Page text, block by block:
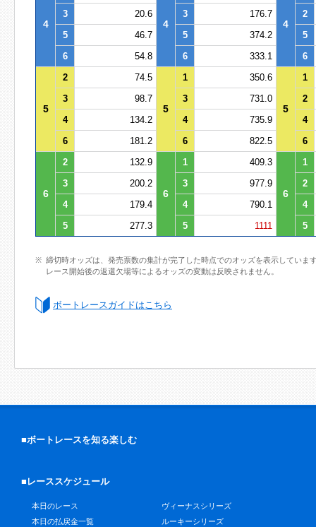
4 4 4
3
20.6 3 176.7
2
5
46.7 5 374.2
5
6
54.8 6 333.1 6
5
2 74.5
5
1 350.6
5
1
3
98.7 3 731.0
2
4
134.2 4 735.9
4
6
181.2 6 822.5 6
6
2 132.9
6
1 409.3
6
1
3
200.2 3 977.9
2
4
179.4 4 790.1
4
5
277.3 5 1111 5
締切時オッズは、発売票数の集計が完了した時点でのオッズを表示していま
レース開始後の返還欠場等によるオッズの変動は反映されません。
ボートレースガイドはこちら
■ボートレースを知る楽しむ
■レーススケジュール
本日のレース
本日の払戻金一覧
ヴィーナスシリーズ
ルーキーシリーズ